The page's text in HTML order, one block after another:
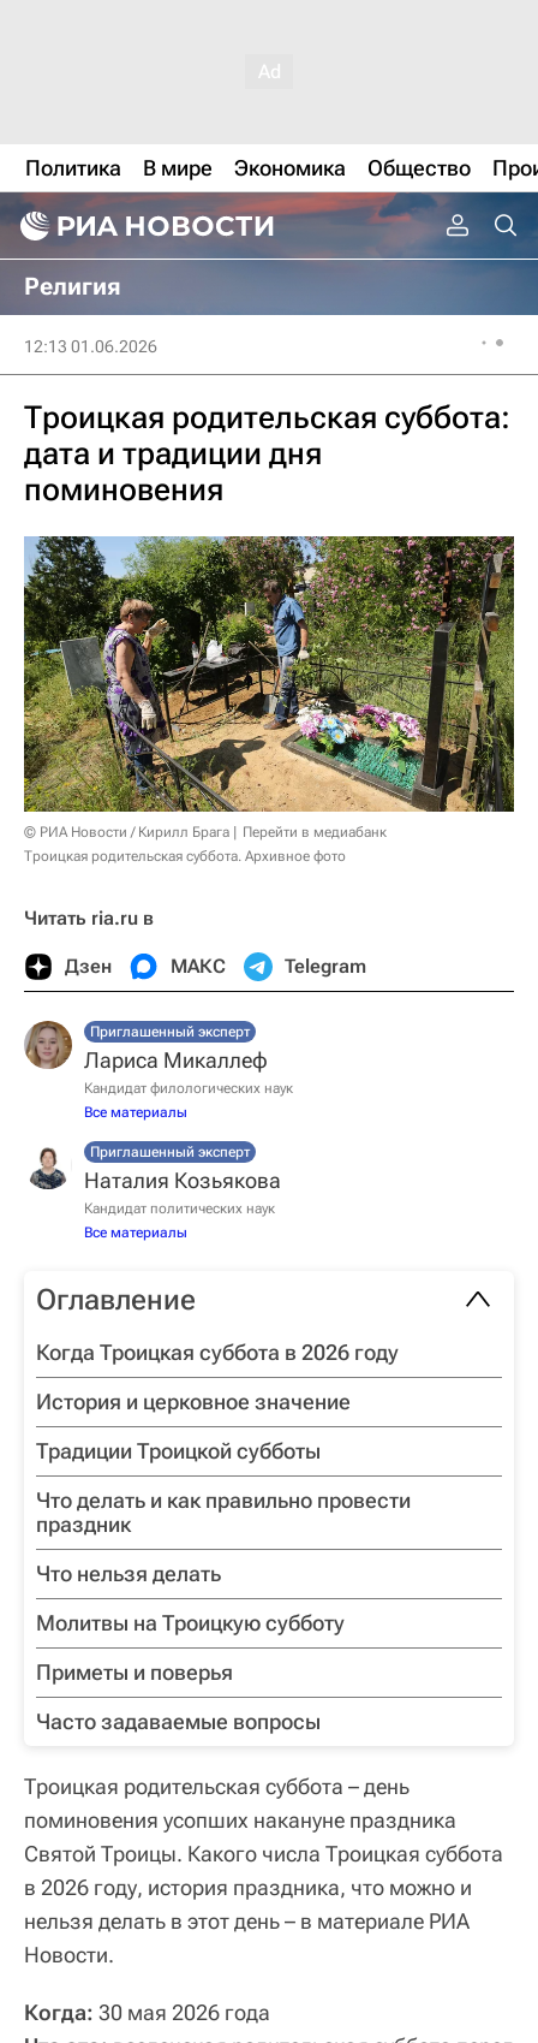
Политика В мире Экономика Общество
Религия
12:13 01.06.2026
Троицкая родительская суббота:
дата и традиции дня
поминовения
© РИА Новости / Кирилл Брага
Перейти в медиабанк
Троицкая родительская суббота. Архивное фото
Читать ria.ru в
Дзен МАКС Telegram
Приглашенный эксперт
Лариса Микаллеф
Кандидат филологических наук
Все материалы
Приглашенный эксперт
Наталия Козьякова
Кандидат политических наук
Все материалы
Оглавление
Когда Троицкая суббота в 2026 году
История и церковное значение
Традиции Троицкой субботы
Что делать и как правильно провести
праздник
Что нельзя делать
Молитвы на Троицкую субботу
Приметы и поверья
Часто задаваемые вопросы
Троицкая родительская суббота – день
поминовения усопших накануне праздника
Святой Троицы. Какого числа Троицкая суббота
в 2026 году, история праздника, что можно и
нельзя делать в этот день – в материале РИА
Новости.
Когда: 30 мая 2026 года